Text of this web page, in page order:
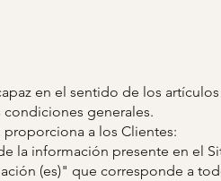
en el sentido de los
condiciones generales.
proporciona a los Clientes:
la información presente en el
(es)" que corresponde a